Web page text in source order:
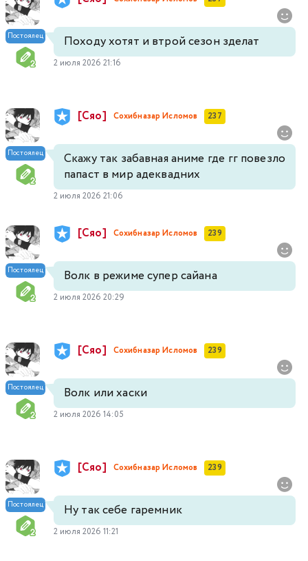
Постоялец Походу хотят и втрой сезон зделат
2 июля 2026 21:16
Постоялец
[Сяо] Сохибназар Исломов 237
Скажу так забавная аниме где гг повезло
папаст в мир адеквадних
2 июля 2026 21:06
Постоялец
[Сяо] Сохибназар Исломов 239
Волк в режиме супер сайана
2 июля 2026 20:29
Постоялец
[Сяо] Сохибназар Исломов 239
Волк или хаски
2 июля 2026 14:05
Постоялец
[Сяо] Сохибназар Исломов 239
Ну так себе гаремник
2 июля 2026 11:21